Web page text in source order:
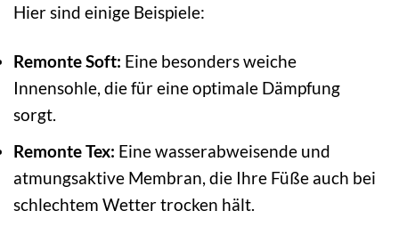
Hier sind einige Beispiele:
Remonte Soft: Eine besonders weiche
Innensohle, die für eine optimale Dämpfung
sorgt.
Remonte Tex: Eine wasserabweisende und
atmungsaktive Membran, die Ihre Füße auch bei
schlechtem Wetter trocken hält.